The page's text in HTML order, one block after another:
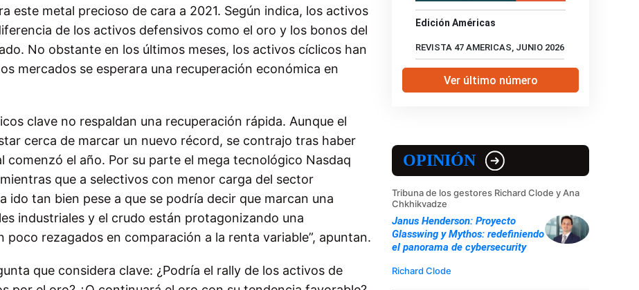
este metal precioso de cara a 2021. Según indica, los activos
de los activos defensivos como el oro y los bonos del
No obstante en los últimos meses, los activos cíclicos han
mercados se esperara una recuperación económica en
clave no respaldan una recuperación rápida. Aunque el
cerca de marcar un nuevo récord, se contrajo tras haber
comenzó el año. Por su parte el mega tecnológico Nasdaq
que a selectivos con menor carga del sector
ido tan bien pese a que se podría decir que marcan una
industriales y el crudo están protagonizando una
rezagados en comparación a la renta variable”, apuntan.
que considera clave: ¿Podría el rally de los activos de
Edición Américas
REVISTA 47 AMERICAS, JUNIO 2026
Ver último número
OPINIÓN
Tribuna de los gestores Richard Clode y Ana
Chkhikvadze
Janus Henderson: Proyecto
Glasswing y Mythos: redefiniendo
el panorama de cybersecurity
Richard Clode